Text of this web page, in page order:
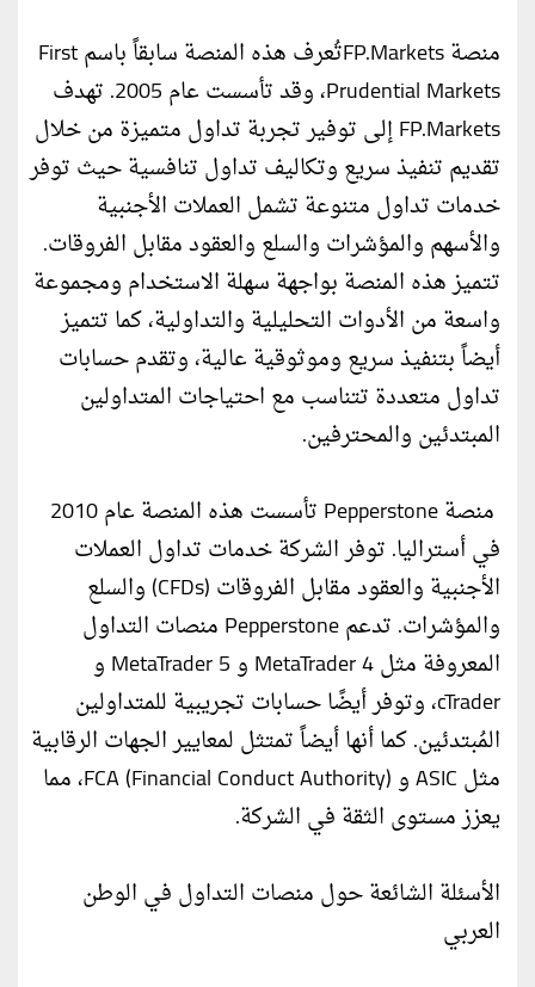
منصة FP.Marketsتُعرف هذه المنصة سابقاً باسم First
Prudential Markets، وقد تأسست عام 2005. تهدف
FP.Markets إلى توفير تجربة تداول متميزة من خلال
تقديم تنفيذ سريع وتكاليف تداول تنافسية حيث توفر
خدمات تداول متنوعة تشمل العملات الأجنبية
والأسهم والمؤشرات والسلع والعقود مقابل الفروقات.
تتميز هذه المنصة بواجهة سهلة الاستخدام ومجموعة
واسعة من الأدوات التحليلية والتداولية، كما تتميز
أيضاً بتنفيذ سريع وموثوقية عالية، وتقدم حسابات
تداول متعددة تتناسب مع احتياجات المتداولين
المبتدئين والمحترفين.
منصة Pepperstone تأسست هذه المنصة عام 2010
في أستراليا. توفر الشركة خدمات تداول العملات
الأجنبية والعقود مقابل الفروقات (CFDs) والسلع
والمؤشرات. تدعم Pepperstone منصات التداول
المعروفة مثل MetaTrader 4 و MetaTrader 5 و
cTrader، وتوفر أيضًا حسابات تجريبية للمتداولين
المُبتدئين. كما أنها أيضاً تمتثل لمعايير الجهات الرقابية
مثل ASIC و FCA (Financial Conduct Authority)، مما
يعزز مستوى الثقة في الشركة.
الأسئلة الشائعة حول منصات التداول في الوطن
العربي